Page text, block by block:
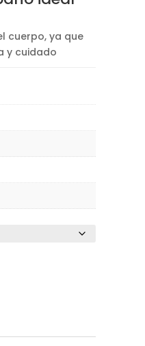
cuerpo, ya que
y cuidado